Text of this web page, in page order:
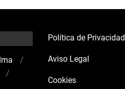
Política de Privacidad
Aviso Legal
Cookies